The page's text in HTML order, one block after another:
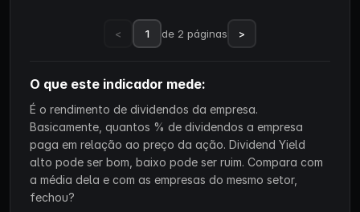
< 1 de 2 páginas >
O que este indicador mede:
É o rendimento de dividendos da empresa.
Basicamente, quantos % de dividendos a empresa
paga em relação ao preço da ação. Dividend Yield
alto pode ser bom, baixo pode ser ruim. Compara com
a média dela e com as empresas do mesmo setor,
fechou?